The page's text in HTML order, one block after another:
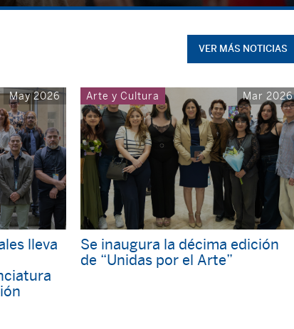
VER MÁS NOTICIAS
May 2026
lleva
Arte y Cultura Mar 2026
Se inaugura la décima edición
de “Unidas por el Arte”